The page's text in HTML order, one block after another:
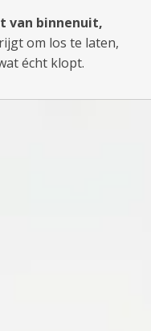
van binnenuit,
om los te laten,
écht klopt.